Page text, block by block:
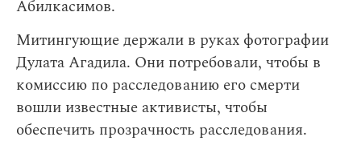
Абилкасимов.
Митингующие держали в руках фотографии
Дулата Агадила. Они потребовали, чтобы в
комиссию по расследованию его смерти
вошли известные активисты, чтобы
обеспечить прозрачность расследования.